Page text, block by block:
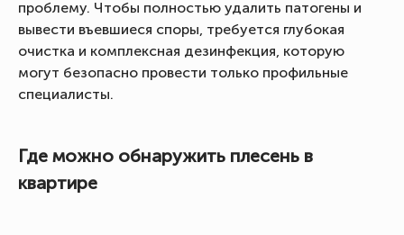
проблему. Чтобы полностью удалить патогены и
вывести въевшиеся споры, требуется глубокая
очистка и комплексная дезинфекция, которую
могут безопасно провести только профильные
специалисты.
Где можно обнаружить плесень в
квартире